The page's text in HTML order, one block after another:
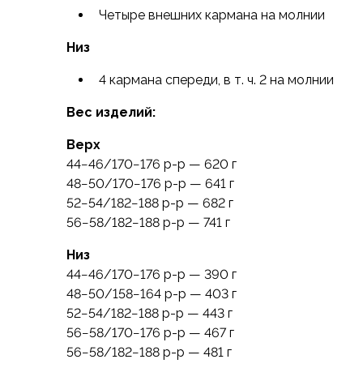
Гамаши, бахилы
Уход за обувью
Сушилки для обуви
Клей
Женская обувь
Ботинки
Кроссовки
Сапоги
Гамаши, бахилы
Уход за обувью
Шнурки, стельки
Сушилки для обуви
Клей
Ледоступы
Аксессуары
Четыре внешних кармана на молнии
Низ
4 кармана спереди, в т. ч. 2 на молнии
Вес изделий:
Верх
44−46/170−176 р-р — 620 г
48−50/170−176 р-р — 641 г
52−54/182−188 р-р — 682 г
56−58/182−188 р-р — 741 г
Низ
44−46/170−176 р-р — 390 г
48−50/158−164 р-р — 403 г
52−54/182−188 р-р — 443 г
56−58/170−176 р-р — 467 г
56−58/182−188 р-р — 481 г